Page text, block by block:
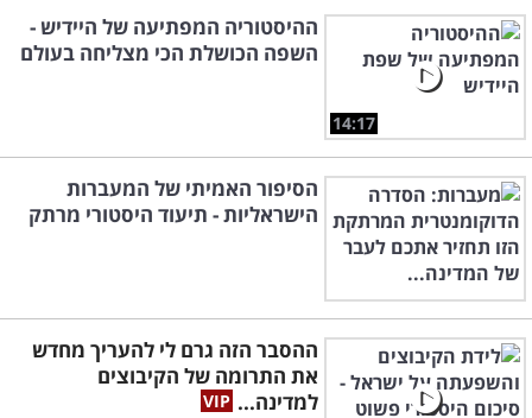
14:17
ההיסטוריה המפתיעה של היידיש -
השפה הכושלת הכי מצליחה בעולם
הסיפור האמיתי של המעברות
הישראליות - תיעוד היסטורי מרתק
ההסבר הזה גרם לי להעריך מחדש
את התרומה של הקיבוצים
למדינה...